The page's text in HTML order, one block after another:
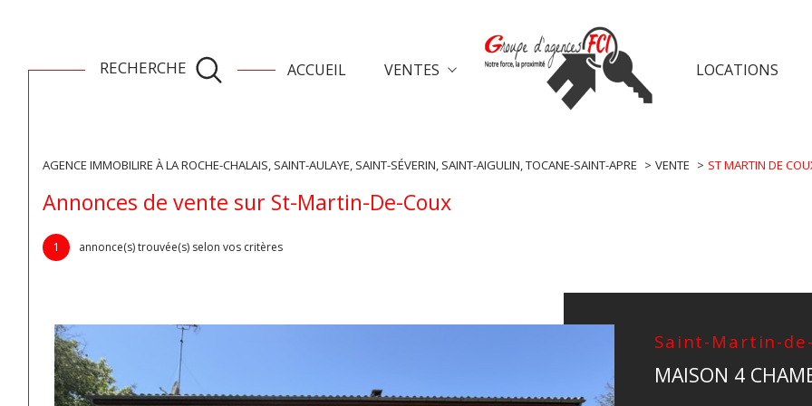
ACCUEIL VENTES
toutes les ventes ventes saint-aulaye
LOCATIONS
RECHERCHE
Acheter
de l'ancien
Louer Estimer
AGENCE IMMOBILIRE À LA ROCHE-CHALAIS, SAINT-AULAYE, SAINT-SÉVERIN, SAINT-AIGULIN, TOCANE-SAINT-APRE VENTE ST MARTIN DE
Annonces de vente sur St-Martin-De-Coux
1 annonce(s) trouvée(s) selon vos critères
Saint-Martin-
MAISON 4